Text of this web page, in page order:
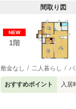
間取り図
NEW
1階
敷金なし 二人暮らし バ
おすすめポイント 入居